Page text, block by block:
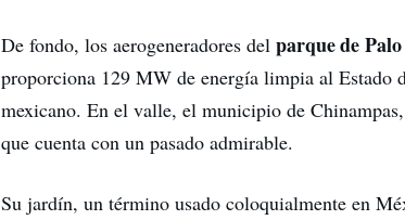
De fondo, los aerogeneradores delparque de
proporciona 129 MW de energía limpia al Estado
mexicano. En el valle, el municipio de
que cuenta con un pasado admirable.
Su jardín, un término usado coloquialmente en